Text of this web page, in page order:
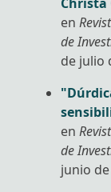
en
de
de julio
en
de
junio de